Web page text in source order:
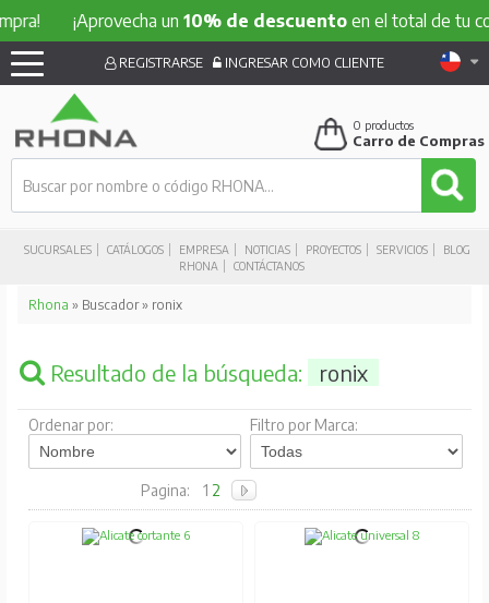
¡Aprovecha un10% de descuentoen el total de tu
SUCURSALES CATÁLOGOS EMPRESA NOTICIAS PROYECTOS SERVICIOS
BLOG
RHONA
CONTÁCTANOS
REGISTRARSE INGRESAR COMO CLIENTE
0 productos
Carro de Compras
Rhona » Buscador » ronix
Resultado de la búsqueda: ronix
Ordenar por: Filtro por Marca:
Pagina: 1 2